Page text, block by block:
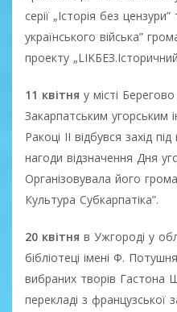
серії „Історія без цензури”
українського війська”
проекту
11 квітня у місті
Закарпатським угорським
Ракоці ІІ відбувся захід
нагоди відзначення Дня
Організовувала його
Культура Субкарпатіка”.
20 квітня в Ужгороді у
бібліотеці імені Ф.
вибраних творів Гастона
перекладі з французської